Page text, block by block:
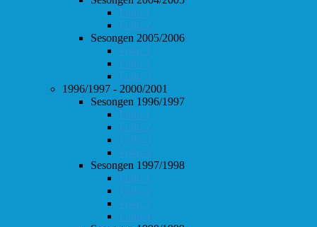
Follo 1
Follo 2
Sesongen 2005/2006
Follo 1
Follo 2
Follo 3
1996/1997 - 2000/2001
Sesongen 1996/1997
Follo 1
Follo 2
Follo 3
Follo 4
Sesongen 1997/1998
Follo 1
Follo 2
Follo 3
Follo 4